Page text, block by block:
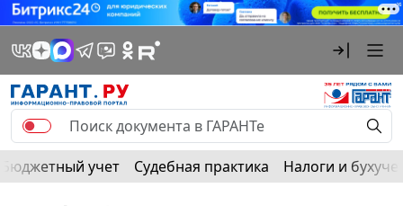
Бюджетный учет Судебная практика Налоги и